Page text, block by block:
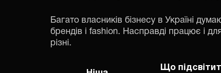
Багато власників бізнесу в Україні
брендів і fashion. Насправді працює і
різні.
Що